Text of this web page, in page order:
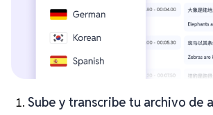
Sube y transcribe tu archivo de